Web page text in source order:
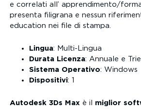
e correlati all’ apprendimento/
presenta filigrana e nessun
education nei file di stampa.
Lingua: Multi-Lingua
Durata Licenza: Annuale e
Sistema Operativo: Windows
Dispositivi: 1
Autodesk 3Ds Max è il miglior